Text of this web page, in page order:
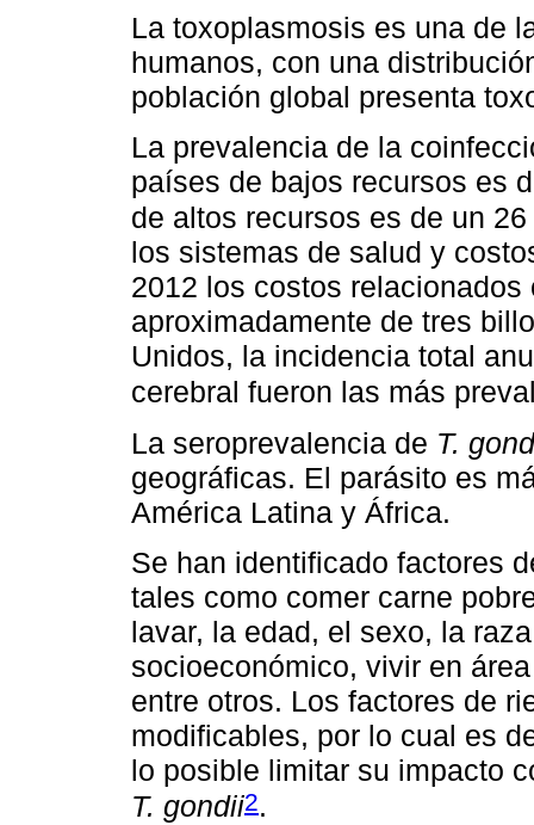
La toxoplasmosis es una de
humanos, con una
población global presenta
La prevalencia de la
países de bajos recursos es
de altos recursos es de un
los sistemas de salud y
2012 los costos
aproximadamente de tres
Unidos, la incidencia total
cerebral fueron las más
La seroprevalencia de T.
geográficas. El parásito es
América Latina y África.
Se han identificado factores
tales como comer carne
lavar, la edad, el sexo, la
socioeconómico, vivir en
entre otros. Los factores de
modificables, por lo cual es
lo posible limitar su impacto
T. gondii2.